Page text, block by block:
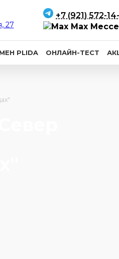
27
+7 (921) 572-
Max
PLIDA ОНЛАЙН-ТЕСТ